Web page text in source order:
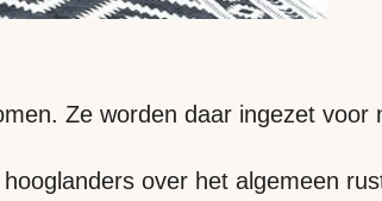
Ze worden daar ingezet voor
over het algemeen